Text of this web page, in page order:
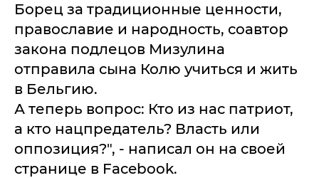
Борец за традиционные ценности,
православие и народность, соавтор
закона подлецов Мизулина
отправила сына Колю учиться и жить
в Бельгию.
А теперь вопрос: Кто из нас патриот,
а кто нацпредатель? Власть или
оппозиция?", - написал он на своей
странице в Facebook.